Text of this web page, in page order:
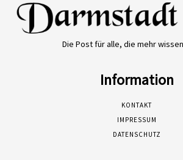
Die Post für alle, die mehr
Information
KONTAKT
IMPRESSUM
DATENSCHUTZ